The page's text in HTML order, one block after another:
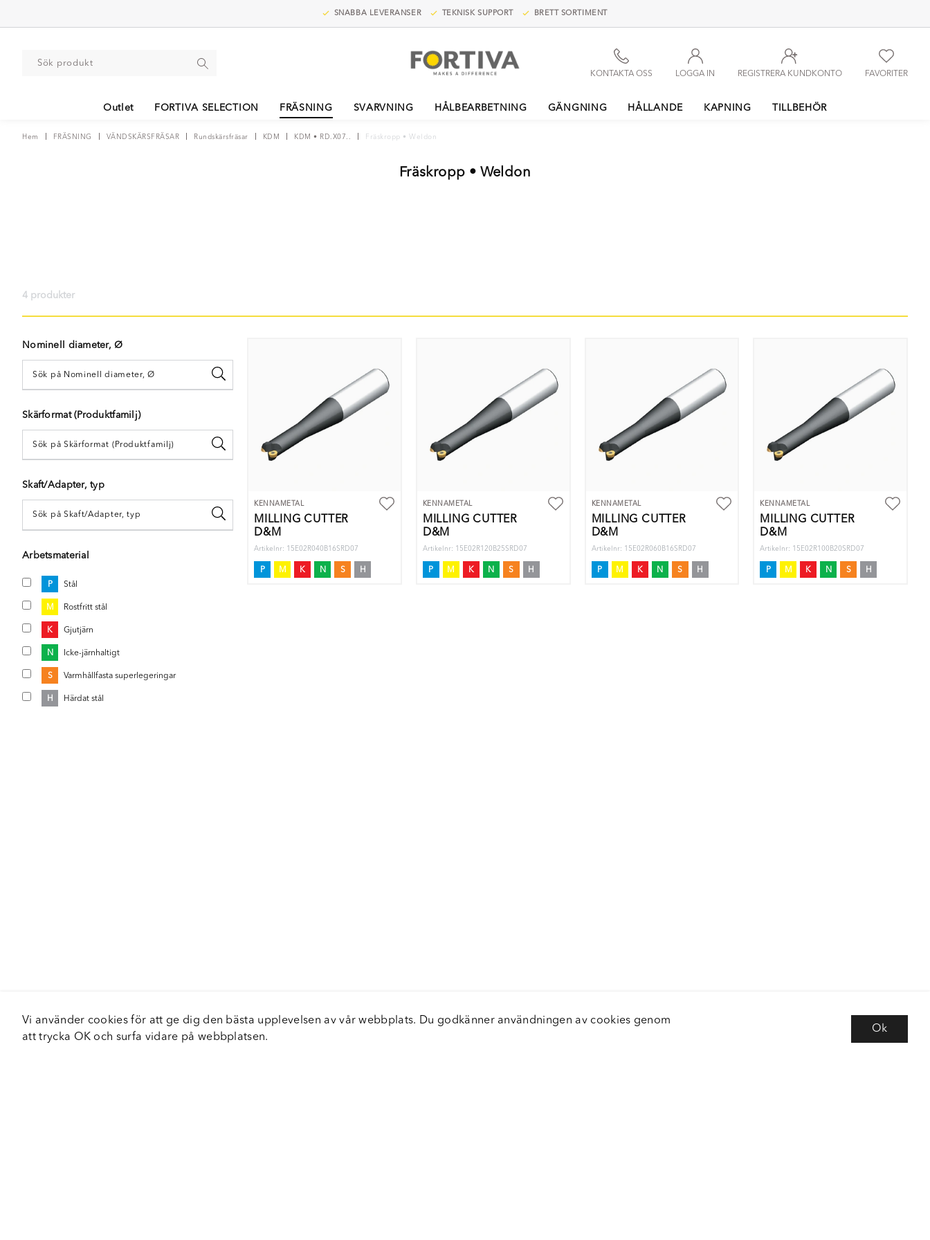
SNABBA LEVERANSER TEKNISK SUPPORT BRETT SORTIMENT
FAVORITER
REGISTRERA KUNDKONTO
LOGGA IN
KONTAKTA OSS
Outlet FORTIVA SELECTION FRÄSNING SVARVNING HÅLBEARBETNING GÄNGNING HÅLLANDE KAPNING TILLBEHÖR
Hem FRÄSNING VÄNDSKÄRSFRÄSAR Rundskärsfräsar KDM KDM • RD.X07.. Fräskropp • Weldon
Fräskropp • Weldon
4 produkter
Nominell diameter, Ø
Skärformat (Produktfamilj)
Skaft/Adapter, typ
Arbetsmaterial
P Stål
M Rostfritt stål
K Gjutjärn
N Icke-järnhaltigt
S Varmhållfasta superlegeringar
H Härdat stål
KENNAMETAL
MILLING CUTTER
D&M
Artikelnr: 15E02R040B16SRD07
P M K N S H
KENNAMETAL
MILLING CUTTER
D&M
Artikelnr: 15E02R120B25SRD07
P M K N S H
KENNAMETAL
MILLING CUTTER
D&M
Artikelnr: 15E02R060B16SRD07
P M K N S H
KENNAMETAL
MILLING CUTTER
D&M
Artikelnr: 15E02R100B20SRD07
P M K N S H
Vi använder cookies för att ge dig den bästa upplevelsen av vår webbplats. Du godkänner användningen av cookies genom
att trycka OK och surfa vidare på webbplatsen.
Ok